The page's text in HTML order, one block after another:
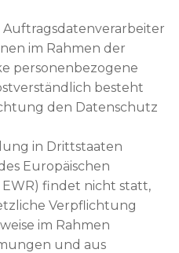
Auftragsdatenverarbeiter
im Rahmen der
personenbezogene
besteht
den Datenschutz
in Drittstaaten
Europäischen
findet nicht statt,
Verpflichtung
im Rahmen
und aus